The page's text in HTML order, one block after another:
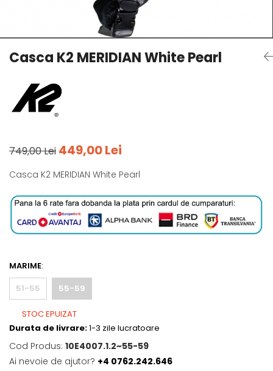
Sosete Outdoor
Curele
Bustiere
Underwear
Casca K2 MERIDIAN White Pearl
749,00 Lei 449,00 Lei
Casca K2 MERIDIAN White Pearl
MARIME:
51-55
55-59
STOC EPUIZAT
Durata de livrare:1-3 zile lucratoare
Cod Produs: 10E4007.1.2~55-59
Ai nevoie de ajutor? +4 0762.242.646